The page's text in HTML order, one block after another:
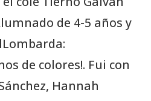
de 4-5 años y
de colores!. Fui con
Hannah